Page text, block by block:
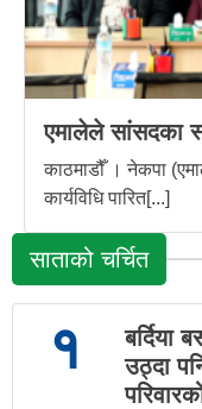
एमालेले सांसदका
काठमाडौँ । नेकपा
कार्यविधि पारित[...]
साताको चर्चित
१
बर्दिया
उठ्दा